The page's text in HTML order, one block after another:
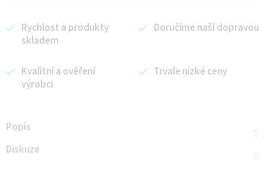
Rychlost a produkty
skladem
Doručíme naší dopravou
Kvalitní a ověření
výrobci
Trvale nízké ceny
Popis
Diskuze